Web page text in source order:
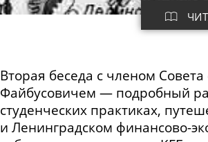
Вторая беседа с членом
Файбусовичем — подробный
студенческих практиках,
и Ленинградском финансово-